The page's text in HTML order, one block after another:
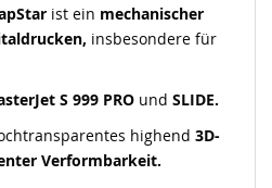
ist ein mechanischer
insbesondere für
S 999 PRO und SLIDE.
highend 3D-
Verformbarkeit.